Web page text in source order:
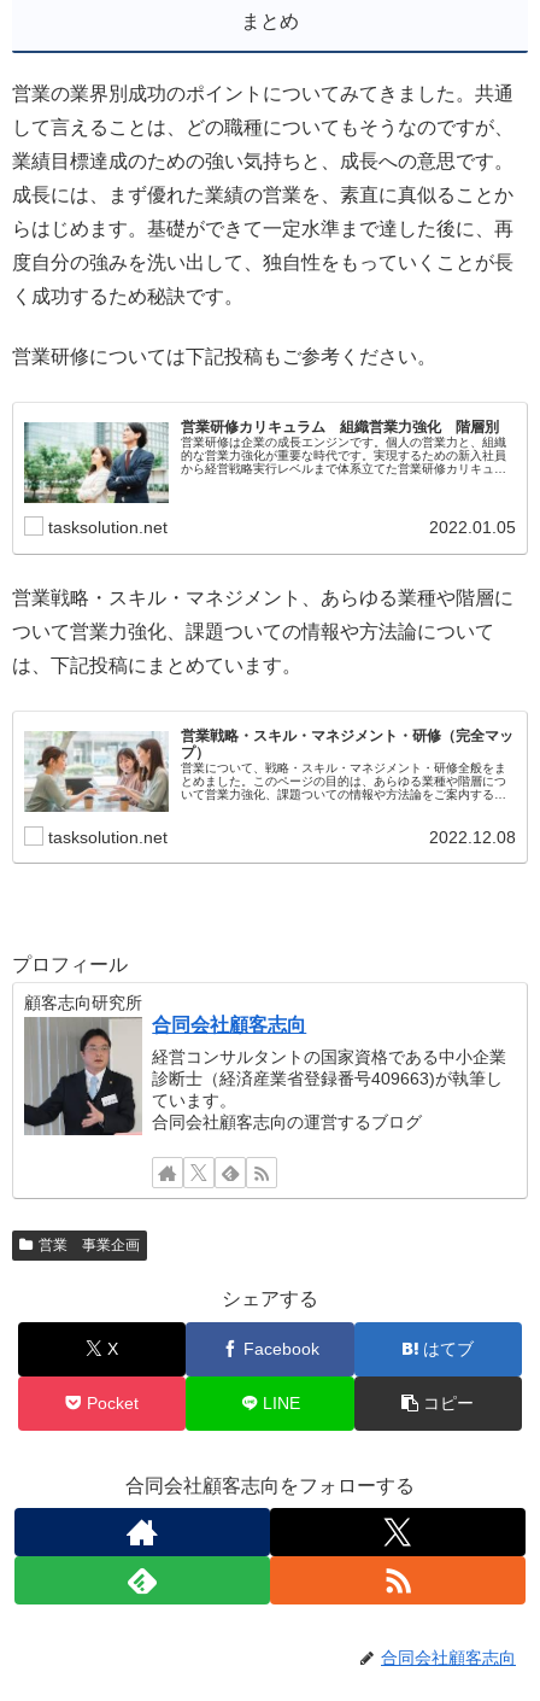
まとめ
営業の業界別成功のポイントについてみてきました。共通
して言えることは、どの職種についてもそうなのですが、
業績目標達成のための強い気持ちと、成長への意思です。
成長には、まず優れた業績の営業を、素直に真似ることか
らはじめます。基礎ができて一定水準まで達した後に、再
度自分の強みを洗い出して、独自性をもっていくことが長
く成功するため秘訣です。
営業研修については下記投稿もご参考ください。
営業研修カリキュラム 組織営業力強化 階層別
営業研修は企業の成長エンジンです。個人の営業力と、組織
的な営業力強化が重要な時代です。実現するための新入社員
から経営戦略実行レベルまで体系立てた営業研修カリキュラ
tasksolution.net 2022.01.05
営業戦略・スキル・マネジメント、あらゆる業種や階層に
ついて営業力強化、課題ついての情報や方法論について
は、下記投稿にまとめています。
営業戦略・スキル・マネジメント・研修（完全マッ
プ）
営業について、戦略・スキル・マネジメント・研修全般をま
とめました。このページの目的は、あらゆる業種や階層につ
いて営業力強化、課題ついての情報や方法論をご案内するこ
tasksolution.net 2022.12.08
プロフィール
顧客志向研究所
合同会社顧客志向
経営コンサルタントの国家資格である中小企業
診断士（経済産業省登録番号409663)が執筆し
ています。
合同会社顧客志向の運営するブログ
営業 事業企画
シェアする
X Facebook はてブ
Pocket LINE コピー
合同会社顧客志向をフォローする
合同会社顧客志向